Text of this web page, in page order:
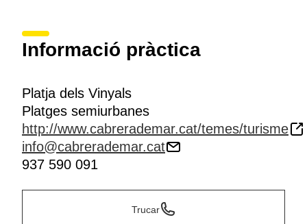
Informació pràctica
Platja dels Vinyals
Platges semiurbanes
http://www.cabrerademar.cat/temes/turisme
info@cabrerademar.cat
937 590 091
Trucar